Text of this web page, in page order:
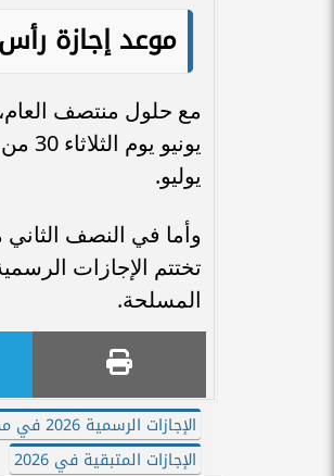
موعد إجازة
يوليو.
المسلحة.
الإجازات الرسمية 2026 في مصر
الإجازات المتبقية في 2026